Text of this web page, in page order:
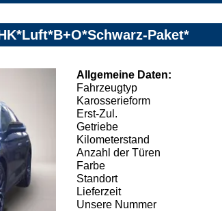
Paket*
Allgemeine Daten:
Fahrzeugtyp
Karosserieform
Erst-Zul.
Getriebe
Kilometerstand
Anzahl der Türen
Farbe
Standort
Lieferzeit
Unsere Nummer